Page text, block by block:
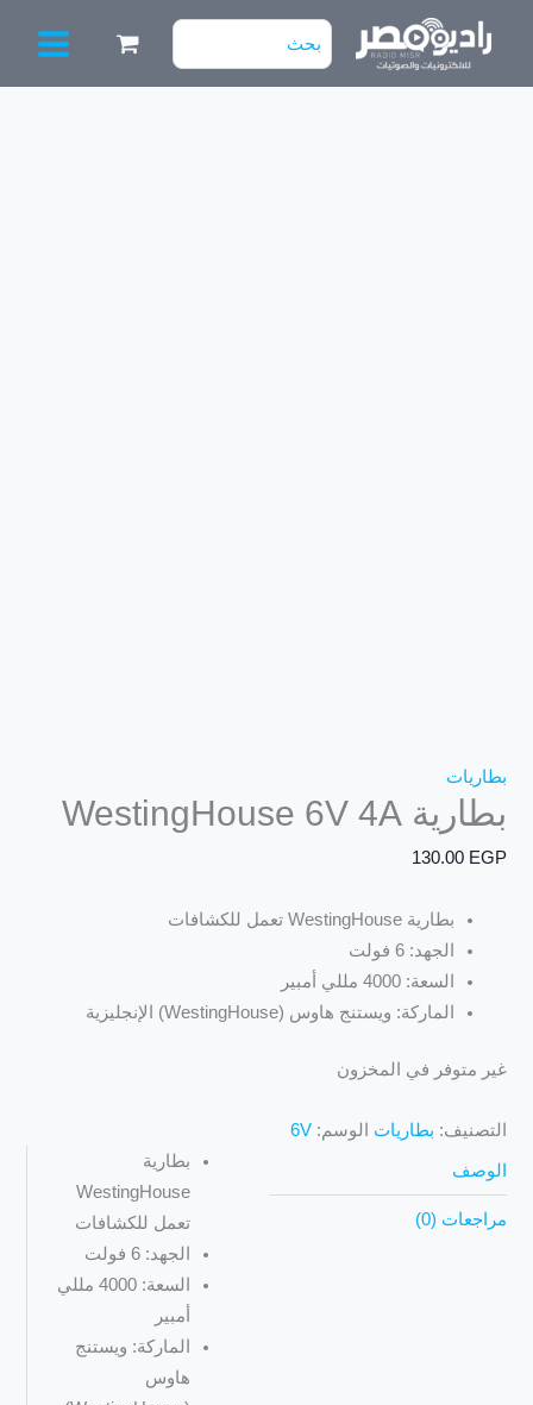
البحث
عن:
بطاريات
بطارية WestingHouse 6V 4A
130.00 EGP
بطارية WestingHouse تعمل للكشافات
الجهد: 6 فولت
السعة: 4000 مللي أمبير
الماركة: ويستنج هاوس (WestingHouse) الإنجليزية
غير متوفر في المخزون
التصنيف: بطاريات الوسم:6V
الوصف
مراجعات (0)
بطارية
WestingHouse
تعمل للكشافات
الجهد: 6 فولت
السعة: 4000 مللي
أمبير
الماركة: ويستنج
هاوس